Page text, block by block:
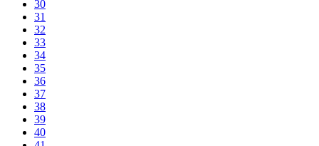
30
31
32
33
34
35
36
37
38
39
40